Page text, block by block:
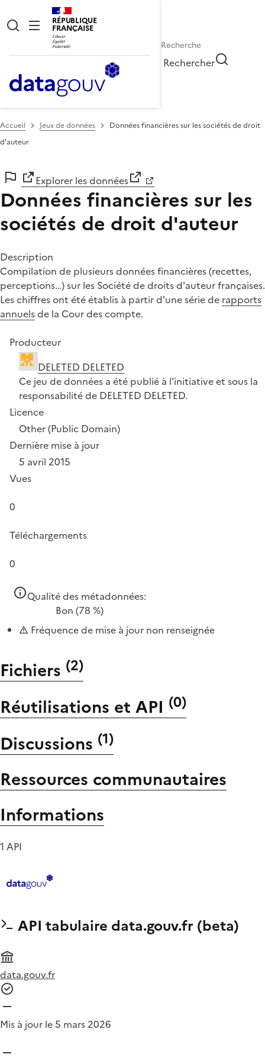
RÉPUBLIQUE
FRANÇAISE
Rechercher
Accueil Jeux de données
Données financières sur les sociétés de droit
d'auteur
Explorer les données
Données financières sur les
sociétés de droit d'auteur
Description
Compilation de plusieurs données financières (recettes,
perceptions…) sur les Société de droits d'auteur françaises.
Les chiffres ont été établis à partir d'une série de rapports
annuelsde la Cour des compte.
Producteur
DELETED DELETED
Ce jeu de données a été publié à l'initiative et sous la
responsabilité de DELETED DELETED.
Licence
Other (Public Domain)
Dernière mise à jour
5 avril 2015
Vues
0
Téléchargements
0
Qualité des métadonnées:
Bon (78 %)
Fréquence de mise à jour non renseignée
Fichiers (2)
Réutilisations et API (0)
Discussions (1)
Ressources communautaires
Informations
1 API
API tabulaire data.gouv.fr (beta)
data.gouv.fr
Mis à jour le 5 mars 2026